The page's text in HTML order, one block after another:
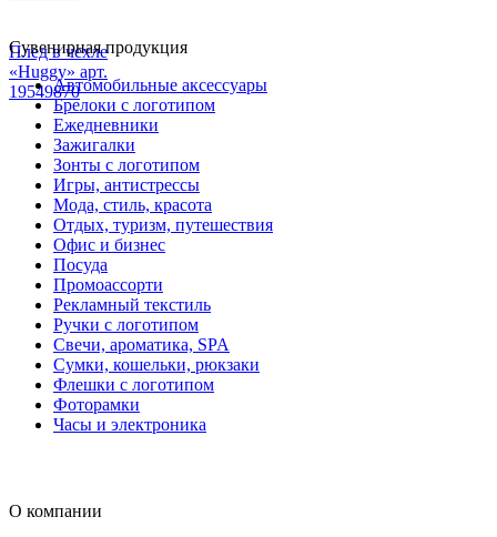
Плед в чехле
«Huggy» арт.
19549870
Сувенирная продукция
Автомобильные аксессуары
Брелоки с логотипом
Ежедневники
Зажигалки
Зонты с логотипом
Игры, антистрессы
Мода, стиль, красота
Отдых, туризм, путешествия
Офис и бизнес
Посуда
Промоассорти
Рекламный текстиль
Ручки с логотипом
Свечи, ароматика, SPA
Сумки, кошельки, рюкзаки
Флешки с логотипом
Фоторамки
Часы и электроника
О компании